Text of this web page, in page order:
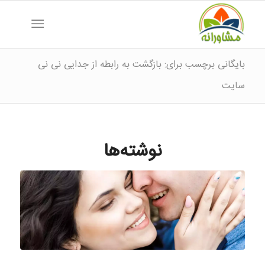
بایگانی برچسب برای: بازگشت به رابطه از جدایی نی نی
سایت
نوشته‌ها